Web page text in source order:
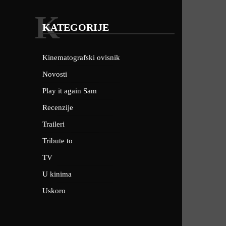
KATEGORIJE
K
Kinematografski ovisnik
Novosti
Play it again Sam
Recenzije
Traileri
Tribute to
TV
U kinima
Uskoro